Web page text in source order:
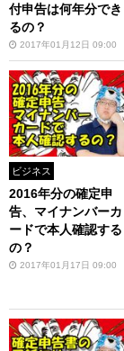
付申告は何年分でき
るの？
2017年01月12日 09:00
ビジネス
2016年分の確定申
告、マイナンバーカ
ードで本人確認する
の？
2017年01月17日 09:00